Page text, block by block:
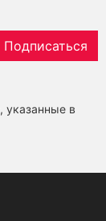
Подписаться
указанные в